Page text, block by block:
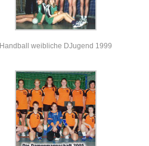
Handball weibliche DJugend 1999